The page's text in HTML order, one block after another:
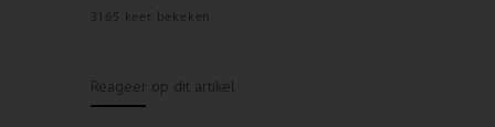
3165 keer bekeken
Reageer op dit artikel